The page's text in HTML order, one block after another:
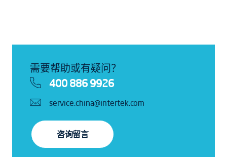
需要帮助或有疑问？
400 886 9926
service.china@intertek.com
咨询留言